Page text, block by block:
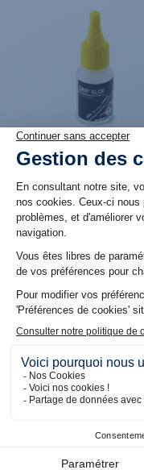
Produit en stock. Livraison 48H
12,60 €
Démonte-pneu court